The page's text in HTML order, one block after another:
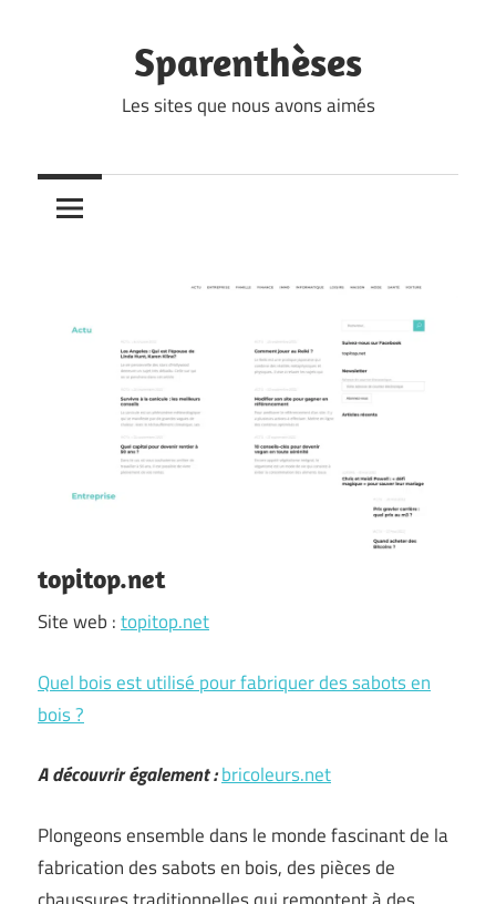
Sparenthèses
Les sites que nous avons aimés
topitop.net
Site web :topitop.net
Quel bois est utilisé pour fabriquer des sabots en
bois ?
A découvrir également :bricoleurs.net
Plongeons ensemble dans le monde fascinant de la
fabrication des sabots en bois, des pièces de